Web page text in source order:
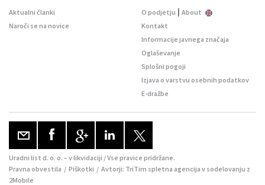
Aktualni članki
Naroči se na novice
O podjetju | About
Kontakt
Informacije javnega značaja
Oglaševanje
Splošni pogoji
Izjava o varstvu osebnih podatkov
E-dražbe
Uradni list d. o. o. – v likvidaciji / Vse pravice pridržane.
Pravna obvestila / Piškotki / Avtorji: TriTim spletna agencija v sodelovanju z
2Mobile